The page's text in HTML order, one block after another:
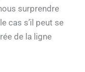
surprendre
cas s’il peut se
de la ligne